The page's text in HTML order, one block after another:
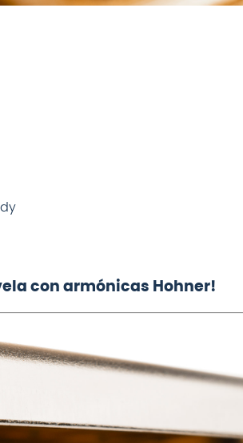
con armónicas Hohner!